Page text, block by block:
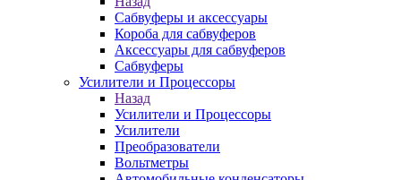
Сабвуферы и аксессуары
Короба для сабвуферов
Аксессуары для сабвуферов
Сабвуферы
Усилители и Процессоры
Назад
Усилители и Процессоры
Усилители
Преобразователи
Вольтметры